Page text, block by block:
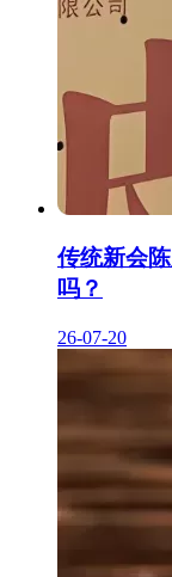
传统新会
吗？
26-07-20